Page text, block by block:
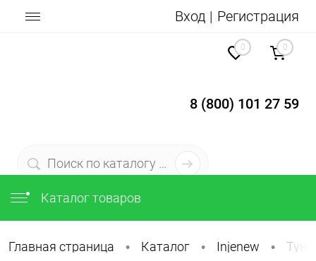
Вход Регистрация
8 (800) 101 27 59
0 0
Каталог товаров
Главная страница • Каталог • Injenew •